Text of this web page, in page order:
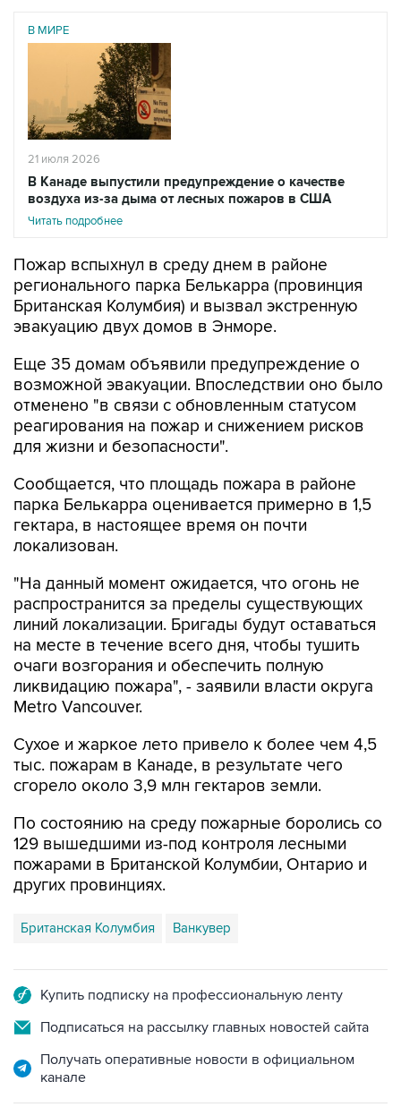
В МИРЕ
21 июля 2026
В Канаде выпустили предупреждение о качестве
воздуха из-за дыма от лесных пожаров в США
Читать подробнее
Пожар вспыхнул в среду днем в районе
регионального парка Белькарра (провинция
Британская Колумбия) и вызвал экстренную
эвакуацию двух домов в Энморе.
Еще 35 домам объявили предупреждение о
возможной эвакуации. Впоследствии оно было
отменено "в связи с обновленным статусом
реагирования на пожар и снижением рисков
для жизни и безопасности".
Сообщается, что площадь пожара в районе
парка Белькарра оценивается примерно в 1,5
гектара, в настоящее время он почти
локализован.
"На данный момент ожидается, что огонь не
распространится за пределы существующих
линий локализации. Бригады будут оставаться
на месте в течение всего дня, чтобы тушить
очаги возгорания и обеспечить полную
ликвидацию пожара", - заявили власти округа
Metro Vancouver.
Сухое и жаркое лето привело к более чем 4,5
тыс. пожарам в Канаде, в результате чего
сгорело около 3,9 млн гектаров земли.
По состоянию на среду пожарные боролись со
129 вышедшими из-под контроля лесными
пожарами в Британской Колумбии, Онтарио и
других провинциях.
Британская Колумбия Ванкувер
Купить подписку на профессиональную ленту
Подписаться на рассылку главных новостей сайта
Получать оперативные новости в официальном
канале